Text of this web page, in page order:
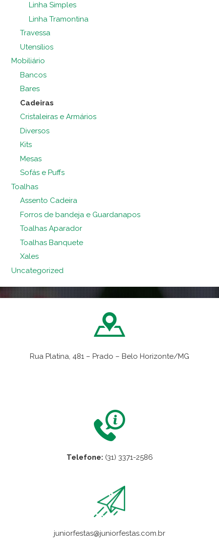
Linha Simples
Linha Tramontina
Travessa
Utensílios
Mobiliário
Bancos
Bares
Cadeiras
Cristaleiras e Armários
Diversos
Kits
Mesas
Sofás e Puffs
Toalhas
Assento Cadeira
Forros de bandeja e Guardanapos
Toalhas Aparador
Toalhas Banquete
Xales
Uncategorized
Rua Platina, 481 – Prado – Belo Horizonte/MG
Telefone: (31) 3371-2586
juniorfestas@juniorfestas.com.br